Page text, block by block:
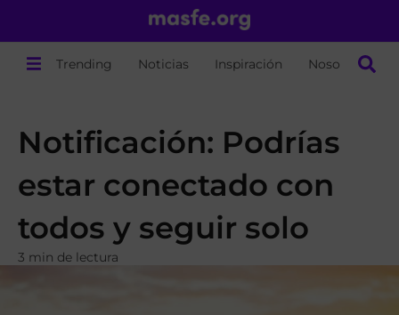
Trending Noticias Inspiración Nosotros
Notificación: Podrías
estar conectado con
todos y seguir solo
3 min de lectura